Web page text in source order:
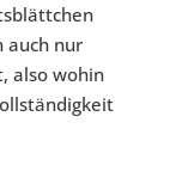
auch nur
also wohin